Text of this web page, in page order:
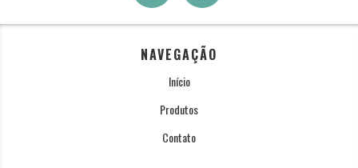
NAVEGAÇÃO
Início
Produtos
Contato